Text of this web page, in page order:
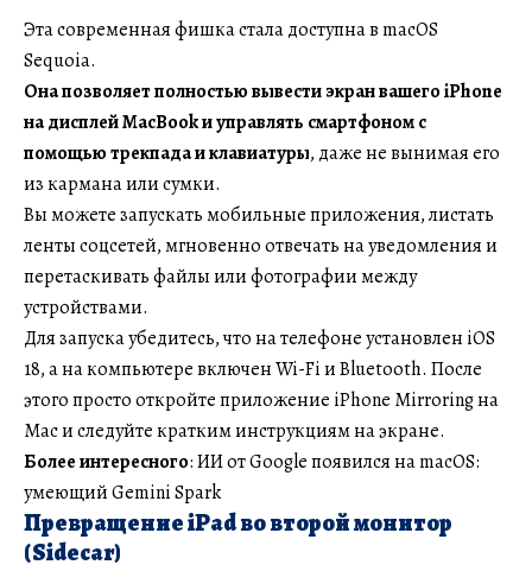
Эта современная фишка стала доступна в macOS
Sequoia.
Она позволяет полностью вывести экран вашего iPhone
на дисплей MacBook и управлять смартфоном с
помощью трекпада и клавиатуры, даже не вынимая его
из кармана или сумки.
Вы можете запускать мобильные приложения, листать
ленты соцсетей, мгновенно отвечать на уведомления и
перетаскивать файлы или фотографии между
устройствами.
Для запуска убедитесь, что на телефоне установлен iOS
18, а на компьютере включен Wi-Fi и Bluetooth. После
этого просто откройте приложение iPhone Mirroring на
Mac и следуйте кратким инструкциям на экране.
Более интересного: ИИ от Google появился на macOS:
умеющий Gemini Spark
Превращение iPad во второй монитор
(Sidecar)